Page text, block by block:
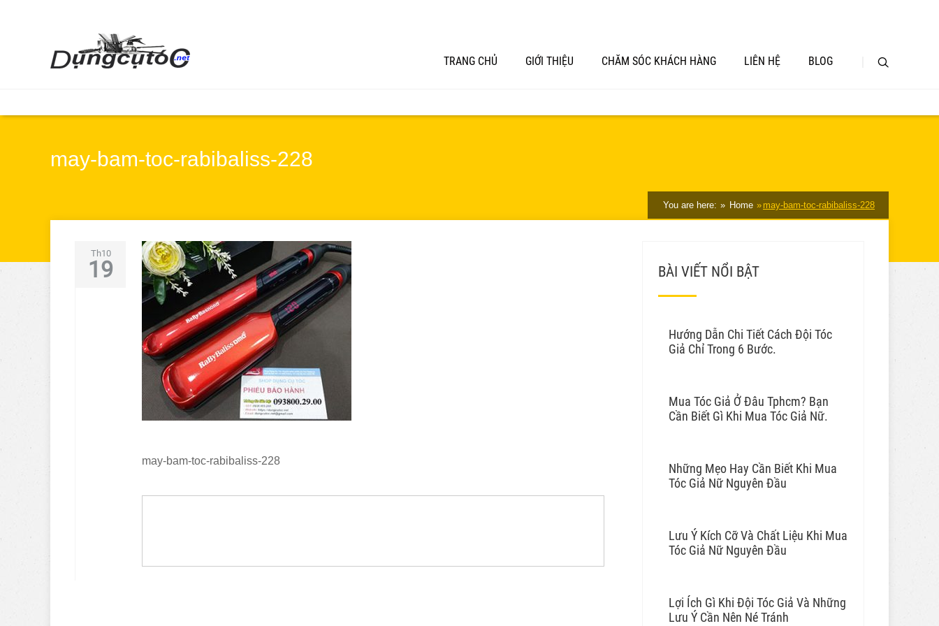
TRANG CHỦ GIỚI THIỆU CHĂM SÓC KHÁCH HÀNG LIÊN HỆ BLOG
may-bam-toc-rabibaliss-228
You are here: Home may-bam-toc-rabibaliss-228
Th10
19
may-bam-toc-rabibaliss-228
BÀI VIẾT NỔI BẬT
Hướng Dẫn Chi Tiết Cách Đội Tóc
Giả Chỉ Trong 6 Bước.
Mua Tóc Giả Ở Đâu Tphcm? Bạn
Cần Biết Gì Khi Mua Tóc Giả Nữ.
Những Mẹo Hay Cần Biết Khi Mua
Tóc Giả Nữ Nguyên Đầu
Lưu Ý Kích Cỡ Và Chất Liệu Khi Mua
Tóc Giả Nữ Nguyên Đầu
Lợi Ích Gì Khi Đội Tóc Giả Và Những
Lưu Ý Cần Nên Né Tránh